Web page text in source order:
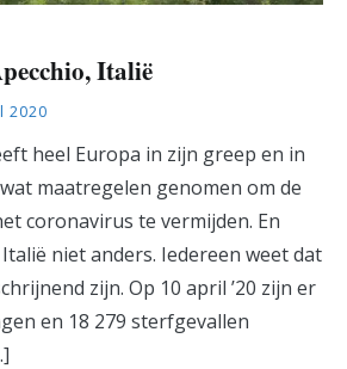
Italië
2020
heel Europa in zijn greep en in
maatregelen genomen om de
coronavirus te vermijden. En
niet anders. Iedereen weet dat
zijn. Op 10 april ’20 zijn er
en 18 279 sterfgevallen